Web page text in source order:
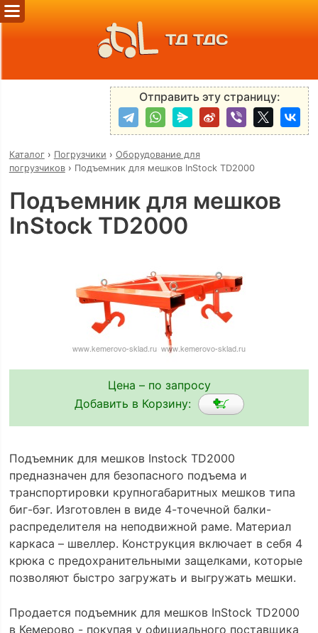
ТД ТДС
Отправить эту страницу:
Каталог› Погрузчики › Оборудование для
погрузчиков› Подъемник для мешков InStock TD2000
Подъемник для мешков
InStock TD2000
Цена – по запросу
Добавить в Корзину:
Подъемник для мешков Instock TD2000
предназначен для безопасного подъема и
транспортировки крупногабаритных мешков типа
биг-бэг. Изготовлен в виде 4-точечной балки-
распределителя на неподвижной раме. Материал
каркаса – швеллер. Конструкция включает в себя 4
крюка с предохранительными защелками, которые
позволяют быстро загружать и выгружать мешки.
Продается подъемник для мешков InStock TD2000
в Кемерово - покупая у официального поставщика